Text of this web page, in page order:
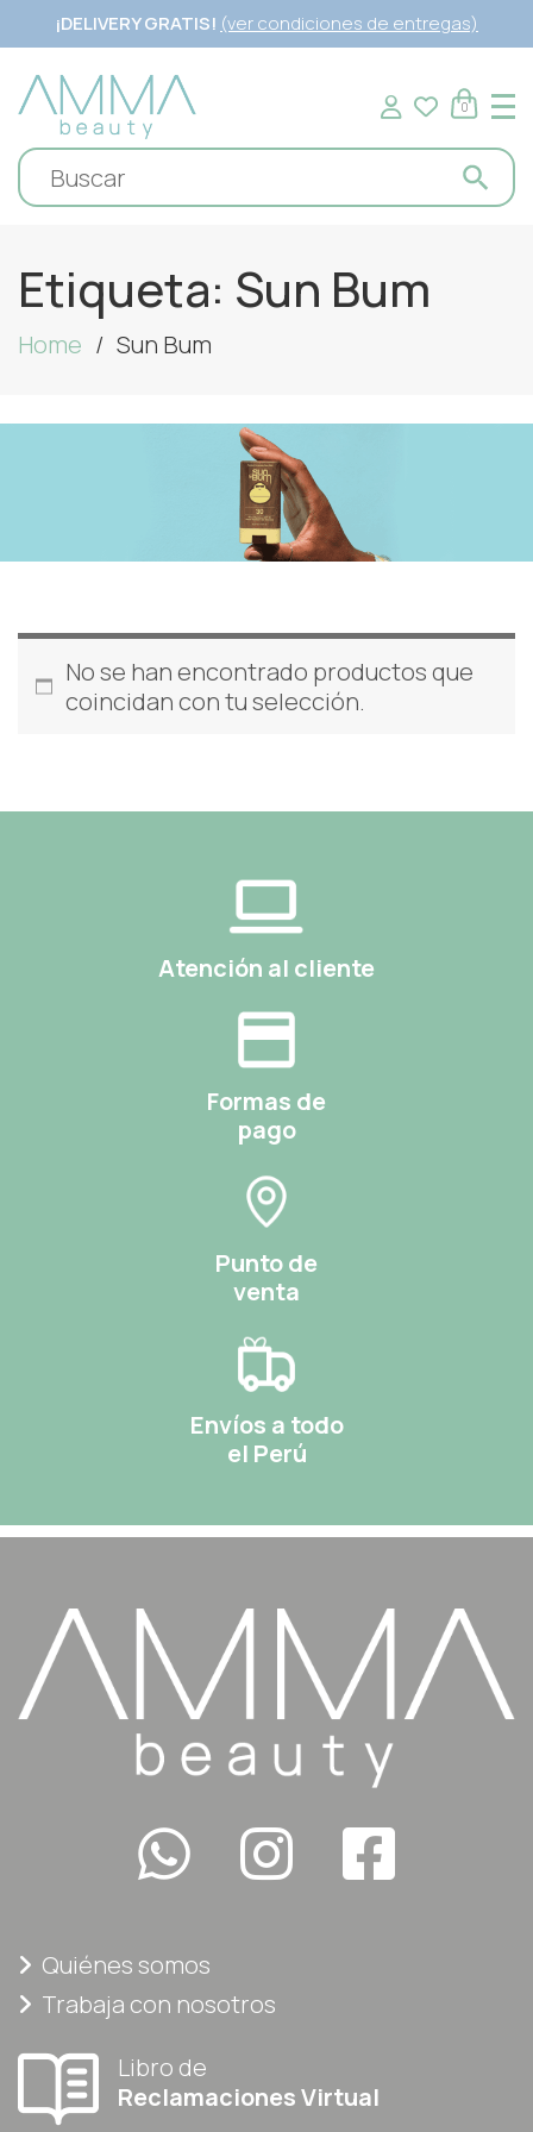
¡DELIVERY GRATIS! (ver condiciones de entregas)
0
Etiqueta: Sun Bum
Home Sun Bum
No se han encontrado productos que
coincidan con tu selección.
Atención al cliente
Formas de
pago
Punto de
venta
Envíos a todo
el Perú
Quiénes somos
Trabaja con nosotros
Libro de
Reclamaciones Virtual